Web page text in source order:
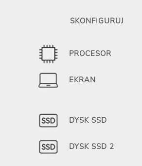
SKONFIGURUJ
PROCESOR
EKRAN
DYSK SSD
DYSK SSD 2